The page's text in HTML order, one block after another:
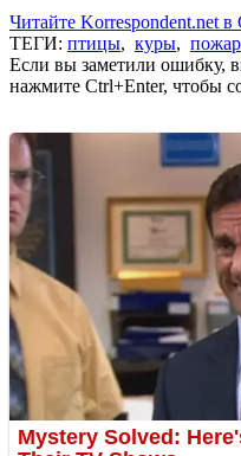
Читайте Korrespondent.net в
ТЕГИ: птицы, куры, пожар
Если вы заметили ошибку,
нажмите Ctrl+Enter, чтобы